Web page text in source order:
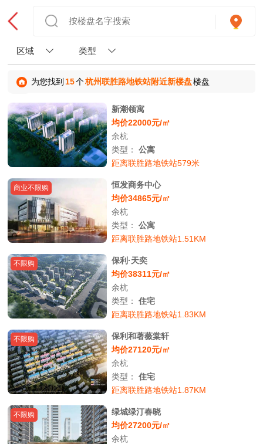
区域 类型
为您找到 15个杭州联胜路地铁站附近新楼盘楼盘
新潮领寓
均价22000元/㎡
余杭
类型：公寓
距离联胜路地铁站579米
商业不限购
恒发商务中心
均价34865元/㎡
余杭
类型：公寓
距离联胜路地铁站1.51KM
不限购
保利·天奕
均价38311元/㎡
余杭
类型：住宅
距离联胜路地铁站1.83KM
不限购
保利和著薇棠轩
均价27120元/㎡
余杭
类型：住宅
距离联胜路地铁站1.87KM
不限购
绿城绿汀春晓
均价27200元/㎡
余杭